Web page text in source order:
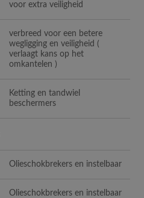
voor extra veiligheid
verbreed voor een betere
wegligging en veiligheid (
verlaagt kans op het
omkantelen )
Ketting en tandwiel
beschermers
Olieschokbrekers en instelbaar
Olieschokbrekers en instelbaar